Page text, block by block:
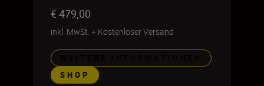
€ 479,00
inkl. MwSt. + Kostenloser Versand
SHOP